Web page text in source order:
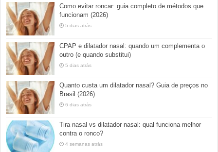
Como evitar roncar: guia completo de métodos que
funcionam (2026)
5 dias atrás
CPAP e dilatador nasal: quando um complementa o
outro (e quando substitui)
5 dias atrás
Quanto custa um dilatador nasal? Guia de preços no
Brasil (2026)
6 dias atrás
Tira nasal vs dilatador nasal: qual funciona melhor
contra o ronco?
4 semanas atrás